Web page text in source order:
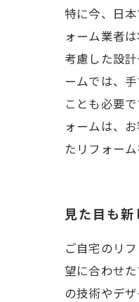
特に今、日
ォーム業者
考慮した設
ームでは、
ことも必要
ォームは、
たリフォー
見た目も新
ご自宅のリ
望に合わせ
の技術やデ